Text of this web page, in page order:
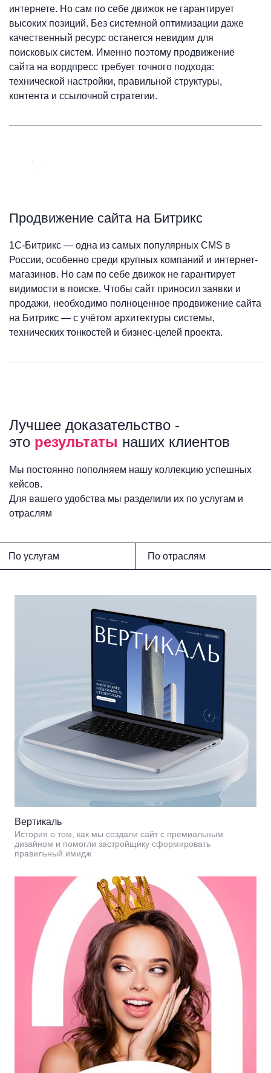
интернете. Но сам по себе движок не гарантирует
высоких позиций. Без системной оптимизации даже
качественный ресурс останется невидим для
поисковых систем. Именно поэтому продвижение
сайта на вордпресс требует точного подхода:
технической настройки, правильной структуры,
контента и ссылочной стратегии.
Продвижение сайта на Битрикс
1С-Битрикс — одна из самых популярных CMS в
России, особенно среди крупных компаний и интернет-
магазинов. Но сам по себе движок не гарантирует
видимости в поиске. Чтобы сайт приносил заявки и
продажи, необходимо полноценное продвижение сайта
на Битрикс — с учётом архитектуры системы,
технических тонкостей и бизнес-целей проекта.
Лучшее доказательство -
это результаты наших клиентов
Мы постоянно пополняем нашу коллекцию успешных
кейсов.
Для вашего удобства мы разделили их по услугам и
отраслям
По услугам По отраслям
Вертикаль
История о том, как мы создали сайт с премиальным
дизайном и помогли застройщику сформировать
правильный имидж